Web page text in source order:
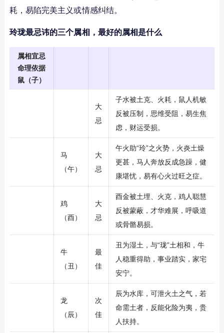
耗，易陷完美主义或情感纠结。
玲珑最忌讳的三个属相，最好的属相是什么
属相宜忌
命理依据
鼠（子）
大
忌
子水被土克、火耗，鼠人机敏
反被压制，思维受阻，易生焦
虑，财运受损。
马
（午）
大
忌
午火助“玲”之火势，火炎土燥
更甚，马人奔放反成急躁，健
康堪忧，易有心火过旺之症。
鸡
（酉）
大
忌
酉金被土埋、火克，鸡人聪慧
反被蒙蔽，才华难展，呼吸道
或骨骼易损。
牛
（丑）
最
佳
丑为湿土，与“珑”土相和，牛
人稳重得助，事业踏实，家宅
安宁。
龙
（辰）
次
佳
辰为水库，可泄火土之气，若
命需土者，反能化险为夷，贵
人扶持。